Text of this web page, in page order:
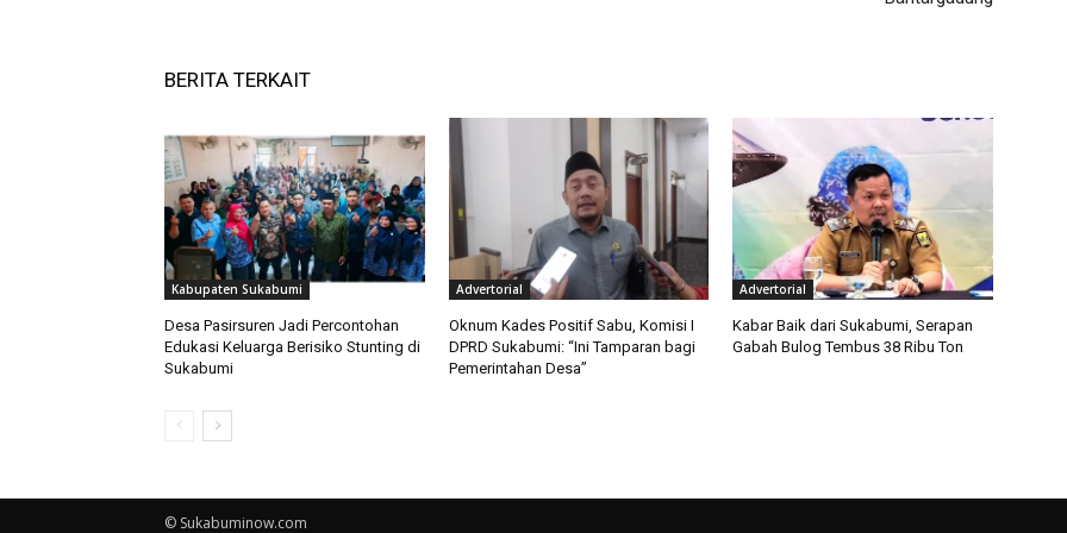
BERITA TERKAIT
Kabupaten Sukabumi
Desa Pasirsuren Jadi Percontohan
Edukasi Keluarga Berisiko Stunting di
Sukabumi
Advertorial
Oknum Kades Positif Sabu, Komisi I
DPRD Sukabumi: “Ini Tamparan bagi
Pemerintahan Desa”
Advertorial
Kabar Baik dari Sukabumi, Serapan
Gabah Bulog Tembus 38 Ribu Ton
© Sukabuminow.com